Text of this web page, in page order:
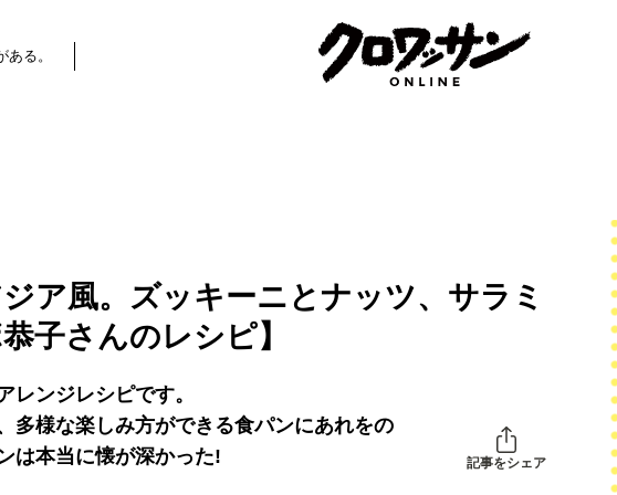
る。
ア風。ズッキーニとナッツ、サラミ
子さんのレシピ】
レンジレシピです。
多様な楽しみ方ができる食パンにあれをの
は本当に懐が深かった!
記事をシェア